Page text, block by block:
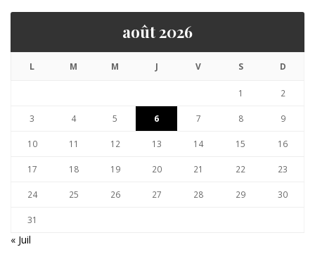
août 2026
L M M J V S D
1 2
3 4 5 6 7 8 9
10 11 12 13 14 15 16
17 18 19 20 21 22 23
24 25 26 27 28 29 30
31
« Juil